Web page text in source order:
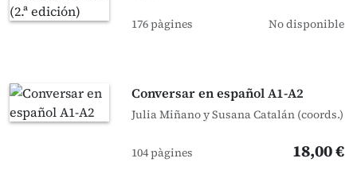
176 pàgines No disponible
Conversar en español A1-A2
Julia Miñano y Susana Catalán (coords.)
104 pàgines 18,00 €